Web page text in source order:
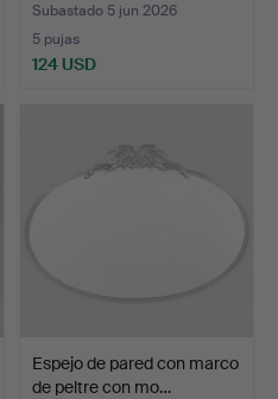
Subastado 5 jun 2026
5 pujas
124 USD
Espejo de pared con marco
de peltre con mo…